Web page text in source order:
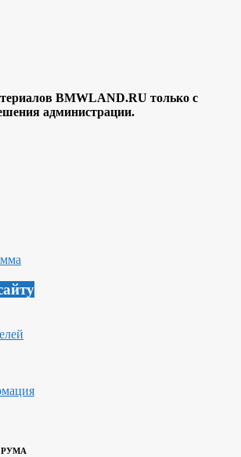
BMWLAND.RU только с
администрации.